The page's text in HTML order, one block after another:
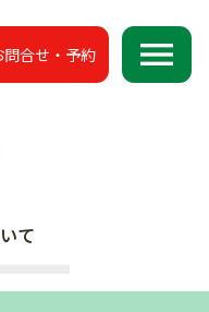
問合せ・予約 menu
て